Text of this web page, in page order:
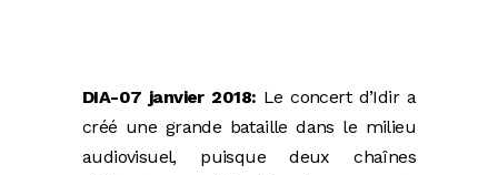
DIA-07 janvier 2018: Le concert d’Idir a
créé une grande bataille dans le milieu
audiovisuel, puisque deux chaînes